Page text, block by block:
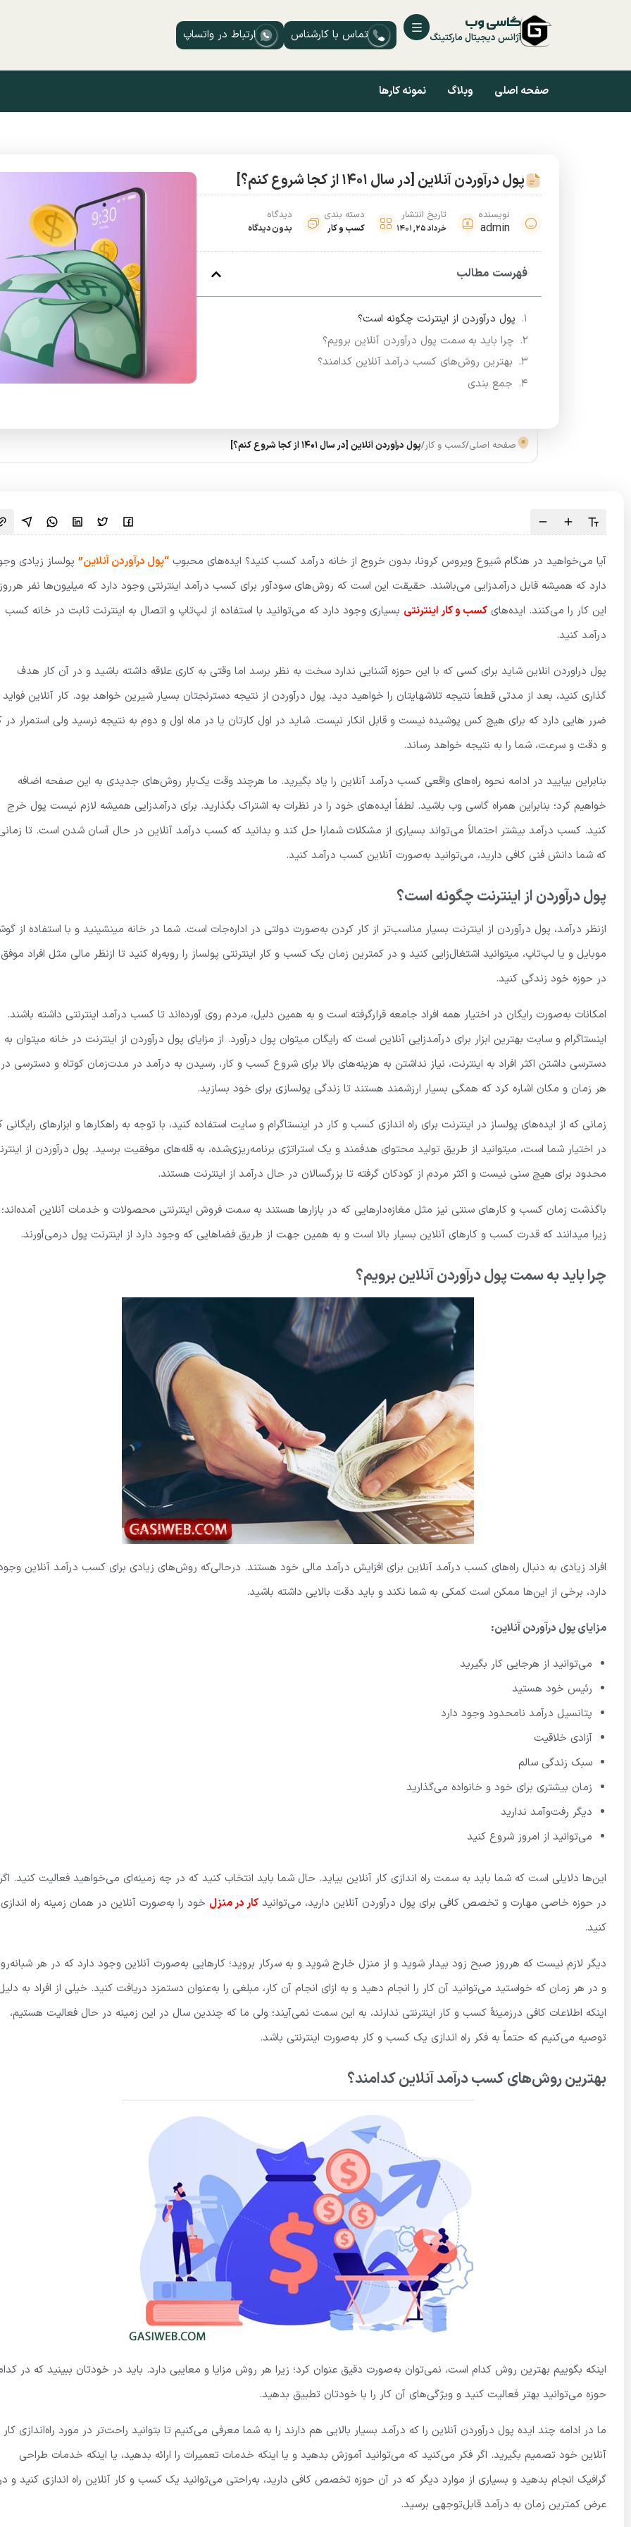
گاسی وب
آژانس دیجیتال مارکتینگ تماس با کارشناس ارتباط در واتساپ
صفحه اصلی وبلاگ نمونه کارها
پول درآوردن آنلاین [در سال 1401 از کجا شروع کنم؟]
نویسنده
admin
تاریخ انتشار
خرداد 25, 1401
دسته بندی
کسب و کار
دیدگاه
بدون دیدگاه
فهرست مطالب
پول درآوردن از اینترنت چگونه است؟
چرا باید به سمت پول درآوردن آنلاین برویم؟
بهترین روش‌های کسب درآمد آنلاین کدامند؟
جمع بندی
صفحه اصلی/کسب و کار/پول درآوردن آنلاین [در سال 1401 از کجا شروع کنم؟]
آیا می‌خواهید در هنگام شیوع ویروس کرونا، بدون خروج از خانه درآمد کسب کنید؟ ایده‌های محبوب “پول درآوردن آنلاین” پولساز زیادی
دارد که همیشه قابل درآمدزایی می‌باشند. حقیقت این است که روش‌های سودآور برای کسب درآمد اینترنتی وجود دارد که میلیون‌ها نفر
این کار را می‌کنند. ایده‌های کسب و کار اینترنتی بسیاری وجود دارد که می‌توانید با استفاده از لپ‌تاپ و اتصال به اینترنت ثابت در خانه کسب
درآمد کنید.
پول دراوردن انلاین شاید برای کسی که با این حوزه آشنایی ندارد سخت به نظر برسد اما وقتی به کاری علاقه داشته باشید و در آن کار هدف
گذاری کنید، بعد از مدتی قطعاً نتیجه تلاشهایتان را خواهید دید. پول درآوردن از نتیجه دسترنجتان بسیار شیرین خواهد بود. کار آنلاین
ضرر هایی دارد که برای هیچ کس پوشیده نیست و قابل انکار نیست. شاید در اول کارتان یا در ماه اول و دوم به نتیجه نرسید ولی استمرار در
و دقت و سرعت، شما را به نتیجه خواهد رساند.
بنابراین بیایید در ادامه نحوه راه‌های واقعی کسب درآمد آنلاین را یاد بگیرید. ما هرچند وقت یک‌بار روش‌های جدیدی به این صفحه اضافه
خواهیم کرد؛ بنابراین همراه گاسی وب باشید. لطفاً ایده‌های خود را در نظرات به اشتراک بگذارید. برای درآمدزایی همیشه لازم نیست پول خرج
کنید. کسب درآمد بیشتر احتمالاً می‌تواند بسیاری از مشکلات شمارا حل کند و بدانید که کسب درآمد آنلاین در حال آسان شدن است. تا
که شما دانش فنی کافی دارید، می‌توانید به‌صورت آنلاین کسب درآمد کنید.
پول درآوردن از اینترنت چگونه است؟
ازنظر درآمد، پول درآوردن از اینترنت بسیار مناسب‌تر از کار کردن به‌صورت دولتی در اداره‌جات است. شما در خانه مینشینید و با استفاده از
موبایل و یا لپ‌تاپ، میتوانید اشتغال‌زایی کنید و در کمترین زمان یک کسب و کار اینترنتی پولساز را روبه‌راه کنید تا ازنظر مالی مثل افراد موفق
در حوزه خود زندگی کنید.
امکانات به‌صورت رایگان در اختیار همه افراد جامعه قرارگرفته است و به همین دلیل، مردم روی آورده‌اند تا کسب درآمد اینترنتی داشته باشند.
اینستاگرام و سایت بهترین ابزار برای درآمدزایی آنلاین است که رایگان میتوان پول درآورد. از مزایای پول درآوردن از اینترنت در خانه میتوان به
دسترسی داشتن اکثر افراد به اینترنت، نیاز نداشتن به هزینه‌های بالا برای شروع کسب و کار، رسیدن به درآمد در مدت‌زمان کوتاه و دسترسی در
هر زمان و مکان اشاره کرد که همگی بسیار ارزشمند هستند تا زندگی پولسازی برای خود بسازید.
زمانی که از ایده‌های پولساز در اینترنت برای راه اندازی کسب و کار در اینستاگرام و سایت استفاده کنید، با توجه به راهکارها و ابزارهای رایگانی
در اختیار شما است، میتوانید از طریق تولید محتوای هدفمند و یک استراتژی برنامه‌ریزی‌شده، به قله‌های موفقیت برسید. پول درآوردن از
محدود برای هیچ سنی نیست و اکثر مردم از کودکان گرفته تا بزرگسالان در حال درآمد از اینترنت هستند.
باگذشت زمان کسب و کارهای سنتی نیز مثل مغازه‌دارهایی که در بازارها هستند به سمت فروش اینترنتی محصولات و خدمات آنلاین آمده‌اند؛
زیرا میدانند که قدرت کسب و کارهای آنلاین بسیار بالا است و به همین جهت از طریق فضاهایی که وجود دارد از اینترنت پول درمی‌آورند.
چرا باید به سمت پول درآوردن آنلاین برویم؟
افراد زیادی به دنبال راه‌های کسب درآمد آنلاین برای افزایش درآمد مالی خود هستند. درحالی‌که روش‌های زیادی برای کسب درآمد آنلاین
دارد، برخی از این‌ها ممکن است کمکی به شما نکند و باید دقت بالایی داشته باشید.
مزایای پول درآوردن آنلاین:
می‌توانید از هرجایی کار بگیرید
رئیس خود هستید
پتانسیل درآمد نامحدود وجود دارد
آزادی خلاقیت
سبک زندگی سالم
زمان بیشتری برای خود و خانواده می‌گذارید
دیگر رفت‌وآمد ندارید
می‌توانید از امروز شروع کنید
این‌ها دلایلی است که شما باید به سمت راه اندازی کار آنلاین بیاید. حال شما باید انتخاب کنید که در چه زمینه‌ای می‌خواهید فعالیت کنید.
در حوزه خاصی مهارت و تخصص کافی برای پول درآوردن آنلاین دارید، می‌توانید کار در منزل خود را به‌صورت آنلاین در همان زمینه راه اندازی
کنید.
دیگر لازم نیست که هرروز صبح زود بیدار شوید و از منزل خارج شوید و به سرکار بروید؛ کارهایی به‌صورت آنلاین وجود دارد که در هر
و در هر زمان که خواستید می‌توانید آن کار را انجام دهید و به ازای انجام آن کار، مبلغی را به‌عنوان دستمزد دریافت کنید. خیلی از افراد به
اینکه اطلاعات کافی درزمینهٔ کسب و کار اینترنتی ندارند، به این سمت نمی‌آیند؛ ولی ما که چندین سال در این زمینه در حال فعالیت هستیم،
توصیه می‌کنیم که حتماً به فکر راه اندازی یک کسب و کار به‌صورت اینترنتی باشد.
بهترین روش‌های کسب درآمد آنلاین کدامند؟
اینکه بگوییم بهترین روش کدام است، نمی‌توان به‌صورت دقیق عنوان کرد؛ زیرا هر روش مزایا و معایبی دارد. باید در خودتان ببینید که در
حوزه می‌توانید بهتر فعالیت کنید و ویژگی‌های آن کار را با خودتان تطبیق بدهید.
ما در ادامه چند ایده پول درآوردن آنلاین را که درآمد بسیار بالایی هم دارند را به شما معرفی می‌کنیم تا بتوانید راحت‌تر در مورد راه‌اندازی کار
آنلاین خود تصمیم بگیرید. اگر فکر می‌کنید که می‌توانید آموزش بدهید و یا اینکه خدمات تعمیرات را ارائه بدهید، یا اینکه خدمات طراحی
گرافیک انجام بدهید و بسیاری از موارد دیگر که در آن حوزه تخصص کافی دارید، به‌راحتی می‌توانید یک کسب و کار آنلاین راه اندازی کنید و
عرض کمترین زمان به درآمد قابل‌توجهی برسید.